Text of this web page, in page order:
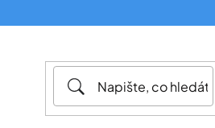
Co potřebujete najít?